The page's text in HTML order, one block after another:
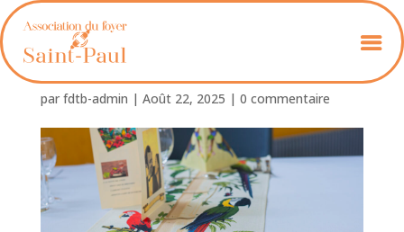
Foyer_St_Paul_50_Ans-20
par fdtb-admin | Août 22, 2025 | 0 commentaire